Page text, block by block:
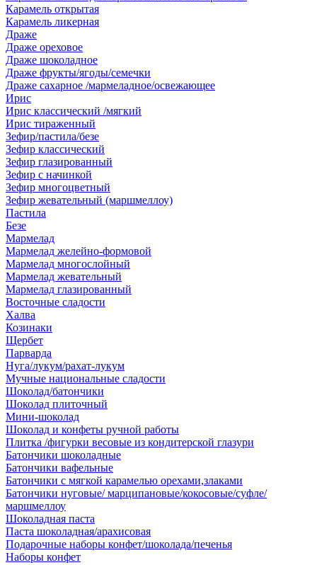
Карамель открытая
Карамель ликерная
Драже
Драже ореховое
Драже шоколадное
Драже фрукты/ягоды/семечки
Драже сахарное /мармеладное/освежающее
Ирис
Ирис классический /мягкий
Ирис тираженный
Зефир/пастила/безе
Зефир классический
Зефир глазированный
Зефир с начинкой
Зефир многоцветный
Зефир жевательный (маршмеллоу)
Пастила
Безе
Мармелад
Мармелад желейно-формовой
Мармелад многослойный
Мармелад жевательный
Мармелад глазированный
Восточные сладости
Халва
Козинаки
Щербет
Парварда
Нуга/лукум/рахат-лукум
Мучные национальные сладости
Шоколад/батончики
Шоколад плиточный
Мини-шоколад
Шоколад и конфеты ручной работы
Плитка /фигурки весовые из кондитерской глазури
Батончики шоколадные
Батончики вафельные
Батончики с мягкой карамелью орехами,злаками
Батончики нуговые/ марципановые/кокосовые/суфле/
маршмеллоу
Шоколадная паста
Паста шоколадная/арахисовая
Подарочные наборы конфет/шоколада/печенья
Наборы конфет